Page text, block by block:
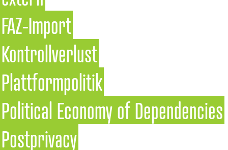
FAZ-Import
Kontrollverlust
Plattformpolitik
Political Economy of Dependencies
Postprivacy